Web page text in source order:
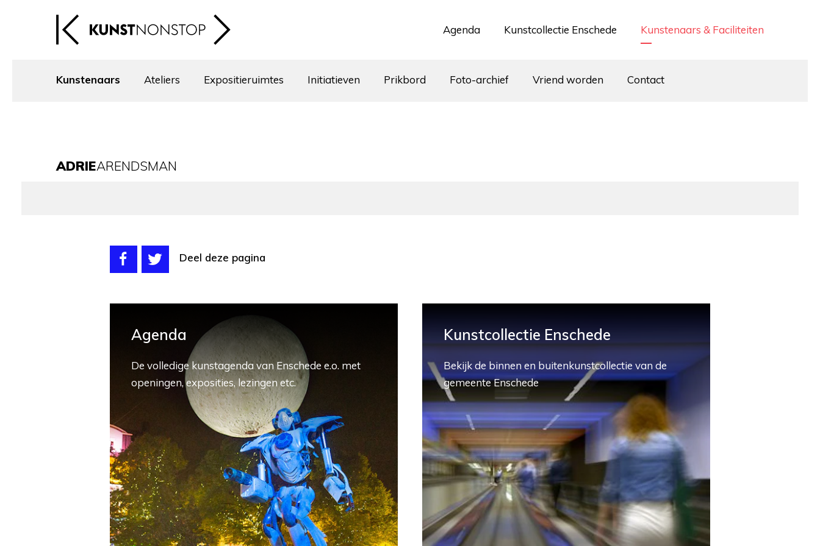
Agenda Kunstcollectie Enschede Kunstenaars & Faciliteiten
Kunstenaars Ateliers Expositieruimtes Initiatieven Prikbord Foto-archief Vriend worden Contact
ADRIEARENDSMAN
Deel deze pagina
Agenda
De volledige kunstagenda van Enschede e.o. met
openingen, exposities, lezingen etc.
Kunstcollectie Enschede
Bekijk de binnen en buitenkunstcollectie van de
gemeente Enschede